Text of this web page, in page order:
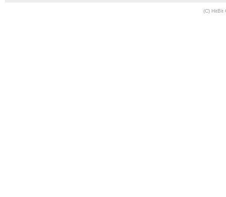
(C) HitBit